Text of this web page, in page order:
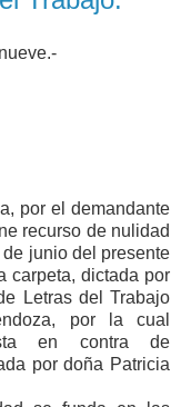
por el demandante
recurso de nulidad
junio del presente
carpeta, dictada por
Letras del Trabajo
por la cual
en contra de
por doña Patricia